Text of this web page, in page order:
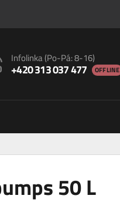
Infolinka(Po-Pá: 8-16)
+420 313 037 477 OFFLINE
50 L